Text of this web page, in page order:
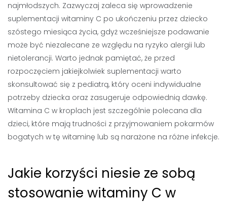
najmłodszych. Zazwyczaj zaleca się wprowadzenie
suplementacji witaminy C po ukończeniu przez dziecko
szóstego miesiąca życia, gdyż wcześniejsze podawanie
może być niezalecane ze względu na ryzyko alergii lub
nietolerancji. Warto jednak pamiętać, że przed
rozpoczęciem jakiejkolwiek suplementacji warto
skonsultować się z pediatrą, który oceni indywidualne
potrzeby dziecka oraz zasugeruje odpowiednią dawkę.
Witamina C w kroplach jest szczególnie polecana dla
dzieci, które mają trudności z przyjmowaniem pokarmów
bogatych w tę witaminę lub są narażone na różne infekcje.
Jakie korzyści niesie ze sobą
stosowanie witaminy C w